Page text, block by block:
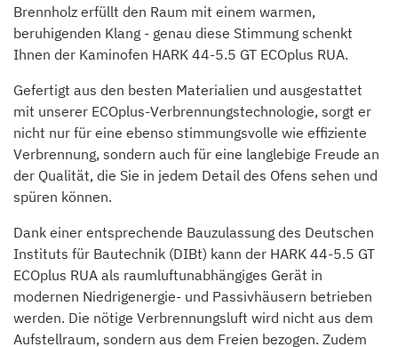
Brennholz erfüllt den Raum mit einem warmen,
beruhigenden Klang - genau diese Stimmung schenkt
Ihnen der Kaminofen HARK 44-5.5 GT ECOplus RUA.
Gefertigt aus den besten Materialien und ausgestattet
mit unserer ECOplus-Verbrennungstechnologie, sorgt er
nicht nur für eine ebenso stimmungsvolle wie effiziente
Verbrennung, sondern auch für eine langlebige Freude an
der Qualität, die Sie in jedem Detail des Ofens sehen und
spüren können.
Dank einer entsprechende Bauzulassung des Deutschen
Instituts für Bautechnik (DIBt) kann der HARK 44-5.5 GT
ECOplus RUA als raumluftunabhängiges Gerät in
modernen Niedrigenergie- und Passivhäusern betrieben
werden. Die nötige Verbrennungsluft wird nicht aus dem
Aufstellraum, sondern aus dem Freien bezogen. Zudem